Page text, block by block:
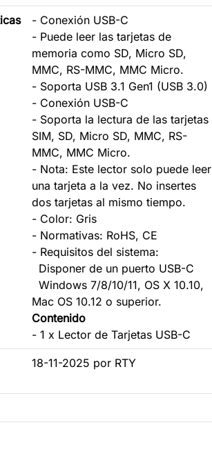
- Conexión USB-C
- Puede leer las tarjetas de
memoria como SD, Micro SD,
MMC, RS-MMC, MMC Micro.
- Soporta USB 3.1 Gen1 (USB 3.0)
- Conexión USB-C
- Soporta la lectura de las tarjetas
SIM, SD, Micro SD, MMC, RS-
MMC, MMC Micro.
- Nota: Este lector solo puede leer
una tarjeta a la vez. No insertes
dos tarjetas al mismo tiempo.
- Color: Gris
- Normativas: RoHS, CE
- Requisitos del sistema:
Disponer de un puerto USB-C
Windows 7/8/10/11, OS X 10.10,
Mac OS 10.12 o superior.
Contenido
- 1 x Lector de Tarjetas USB-C
18-11-2025 por RTY